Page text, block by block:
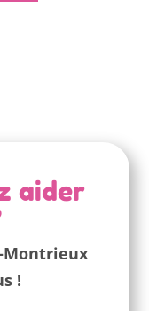
aider
Montrieux
!